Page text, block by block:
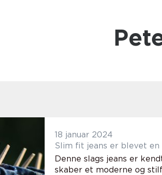
18 januar 2024
Slim fit jeans er blevet
Denne slags jeans er
skaber et moderne og